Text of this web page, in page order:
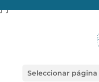
} }
Seleccionar página